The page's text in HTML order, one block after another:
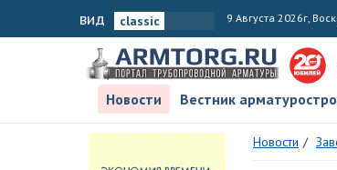
вид 9 Августа 2026г,
Новости
Вестник
Новости